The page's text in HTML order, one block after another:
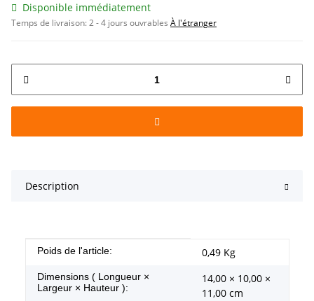
Disponible immédiatement
Temps de livraison:2 - 4 jours ouvrables À l'étranger
Description
#productDetails.itemInformation#
#productDetails.itemValue#
Poids de l'article: 0,49 Kg
Dimensions ( Longueur ×
Largeur × Hauteur ):
14,00 × 10,00 ×
11,00 cm